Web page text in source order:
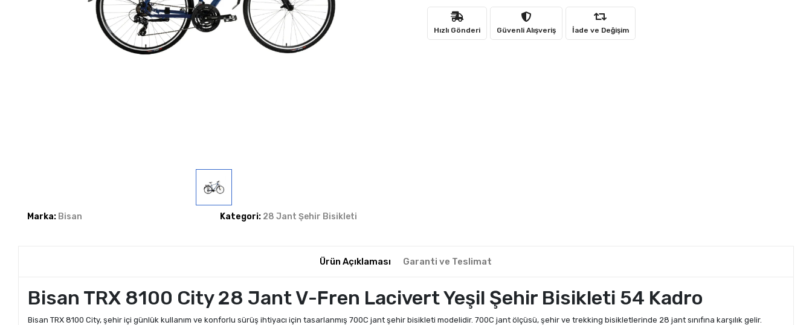
Marka: Bisan Kategori: 28 Jant Şehir Bisikleti
Hızlı Gönderi Güvenli Alışveriş İade ve Değişim
Ürün Açıklaması Garanti ve Teslimat
Bisan TRX 8100 City 28 Jant V-Fren Lacivert Yeşil Şehir Bisikleti 54 Kadro
Bisan TRX 8100 City, şehir içi günlük kullanım ve konforlu sürüş ihtiyacı için tasarlanmış 700C jant şehir bisikleti modelidir. 700C jant ölçüsü, şehir ve trekking bisikletlerinde 28 jant sınıfına karşılık gelir.